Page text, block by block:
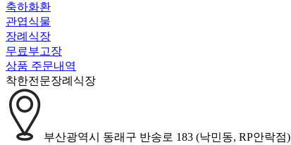
축하화환
관엽식물
장례식장
무료부고장
상품 주문내역
착한전문장례식장
부산광역시 동래구 반송로 183 (낙민동, RP안락점)